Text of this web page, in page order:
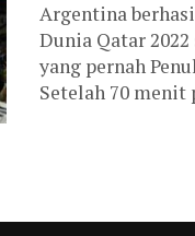
Argentina
Dunia Qatar
yang pernah
Setelah 70 menit